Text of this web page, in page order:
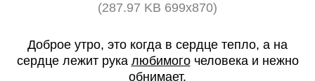
(287.97 KB 699x870)
Доброе утро, это когда в сердце тепло, а на
сердце лежит рука любимогочеловека и нежно
обнимает.